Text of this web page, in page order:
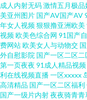
线a 超碰人妻在线 91真人
草 色图另类欧美 91久久海
人妻69麻豆 久久嫩草视频
日本黄色 欧洲人人肏 97超
成人内射无码激情五月极品
美亚州图片 国产AV国产AV
年女人视频狠狠撸亚洲欧美
视频欧美色综合网 91国产
费网站欧美女人与动物交
外自慰影院 国产一区二区二
第一页夜夜 91成人精品视频
利在线视频直播一区xxxxx
高清精品 国产一区二区福利
国产一级片内射夜夜骑青青